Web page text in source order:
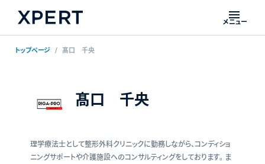
メニュー
トップページ 髙口 千央
髙口 千央
理学療法士として整形外科クリニックに勤務しながら、コンディショ
ニングサポートや介護施設へのコンサルティングをしております。 ま